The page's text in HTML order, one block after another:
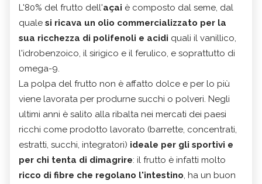
L'80% del frutto dell'açai è composto dal seme, dal
quale si ricava un olio commercializzato per la
sua ricchezza di polifenoli e acidi quali il vanillico,
l'idrobenzoico, il sirigico e il ferulico, e soprattutto di
omega-9.
La polpa del frutto non è affatto dolce e per lo più
viene lavorata per produrne succhi o polveri. Negli
ultimi anni è salito alla ribalta nei mercati dei paesi
ricchi come prodotto lavorato (barrette, concentrati,
estratti, succhi, integratori) ideale per gli sportivi e
per chi tenta di dimagrire: il frutto è infatti molto
ricco di fibre che regolano l'intestino, ha un buon